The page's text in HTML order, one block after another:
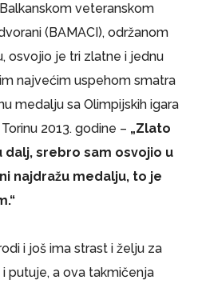
veteranskom
(BAMACI), održanom
osvojio je tri zlatne i jednu
najvećim uspehom smatra
medalju sa Olimpijskih igara
2013. godine – „Zlato
dalj, srebro sam osvojio u
najdražu medalju, to je
i još ima strast i želju za
putuje, a ova takmičenja